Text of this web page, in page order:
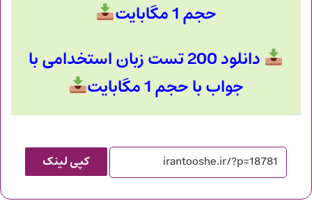
حجم 1 مگابایت
دانلود 200 تست زبان استخدامی با
جواب با حجم 1 مگابایت
کپی لینک